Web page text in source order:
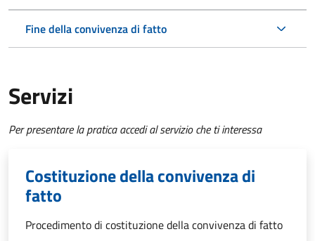
Fine della convivenza di fatto
Servizi
Per presentare la pratica accedi al servizio che ti interessa
Costituzione della convivenza di
fatto
Procedimento di costituzione della convivenza di fatto